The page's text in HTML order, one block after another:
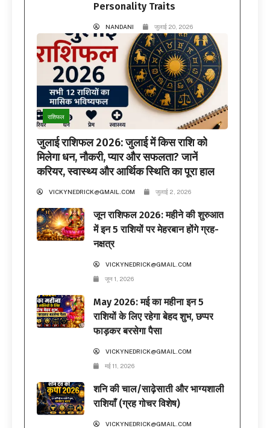
Personality Traits
NANDANI जुलाई 20, 2026
राशिफल
जुलाई राशिफल 2026: जुलाई में किस राशि को
मिलेगा धन, नौकरी, प्यार और सफलता? जानें
करियर, स्वास्थ्य और आर्थिक स्थिति का पूरा हाल
VICKYNEDRICK@GMAIL.COM जुलाई 2, 2026
जून राशिफल 2026: महीने की शुरुआत
में इन 5 राशियों पर मेहरबान होंगे ग्रह-
नक्षत्र
VICKYNEDRICK@GMAIL.COM
जून 1, 2026
May 2026: मई का महीना इन 5
राशियों के लिए रहेगा बेहद शुभ, छप्पर
फाड़कर बरसेगा पैसा
VICKYNEDRICK@GMAIL.COM
मई 11, 2026
शनि की चाल/साढ़ेसाती और भाग्यशाली
राशियाँ (ग्रह गोचर विशेष)
VICKYNEDRICK@GMAIL.COM